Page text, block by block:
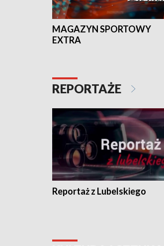
MAGAZYN SPORTOWY
EXTRA
REPORTAŻE
Reportaż z Lubelskiego